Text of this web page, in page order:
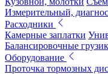
Измерительный,
Расходники
Камерные заплатки
Балансировочные
Оборудование
Проточка тормозных